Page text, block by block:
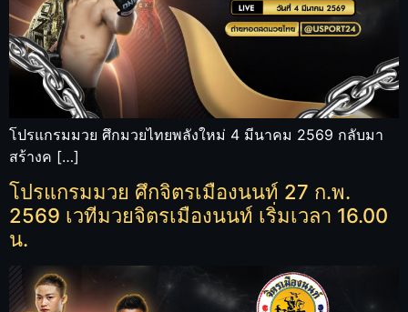
โปรแกรมมวย ศึกมวยไทยพลังใหม่ 4 มีนาคม 2569 กลับมา
สร้างค […]
โปรแกรมมวย ศึกจิตรเมืองนนท์ 27 ก.พ.
2569 เวทีมวยจิตรเมืองนนท์ เริ่มเวลา 16.00
น.